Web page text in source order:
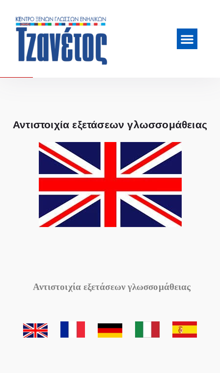
Αντιστοιχία εξετάσεων γλωσσομάθειας
Αντιστοιχία εξετάσεων γλωσσομάθειας